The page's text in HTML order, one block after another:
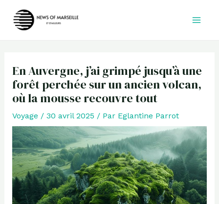
En Auvergne, j’ai grimpé jusqu’à une
forêt perchée sur un ancien volcan,
où la mousse recouvre tout
Voyage / 30 avril 2025 / Par Eglantine Parrot